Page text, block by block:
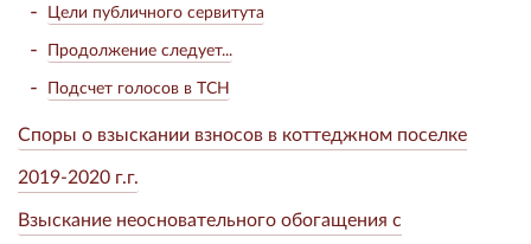
Цели публичного сервитута
Продолжение следует...
Подсчет голосов в ТСН
Споры о взыскании взносов в коттеджном поселке
2019-2020 г.г.
Взыскание неосновательного обогащения с